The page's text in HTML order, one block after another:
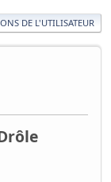
DE L'UTILISATEUR